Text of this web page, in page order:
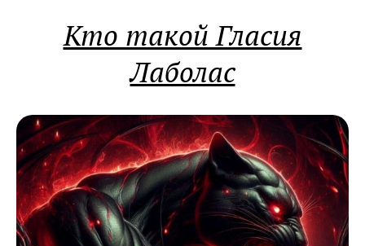
Кто такой Гласия
Лаболас